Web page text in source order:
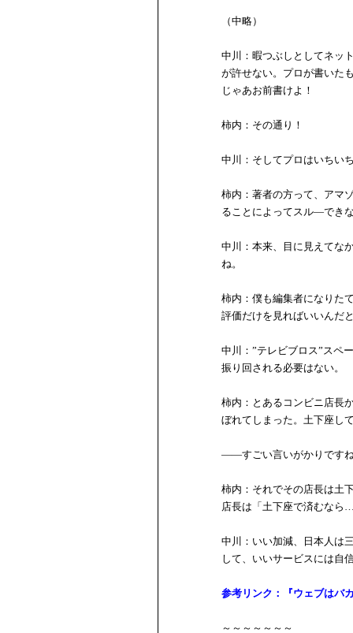
（中略）
中川：暇つぶしとしてネッ
が許せない。プロが書いた
じゃあお前書けよ！
柿内：その通り！
中川：そしてプロはいちい
柿内：著者の方って、アマ
ることによってスル―でき
中川：本来、目に見えてな
ね。
柿内：僕も編集者になりた
評価だけを見ればいいんだ
中川：”テレビブロス”スペ
振り回される必要はない。
柿内：とあるコンビニ店長
ぼれてしまった。土下座し
――すごい言いがかりです
柿内：それでその店長は土
店長は「土下座で済むなら
中川：いい加減、日本人は
して、いいサービスには自
参考リンク：『ウェブはバ
～～～～～～～